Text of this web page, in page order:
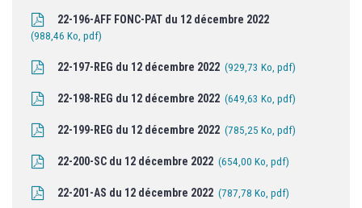
22-196-AFF FONC-PAT du 12 décembre 2022
988,46 Ko, pdf
22-197-REG du 12 décembre 2022 929,73 Ko, pdf
22-198-REG du 12 décembre 2022 649,63 Ko, pdf
22-199-REG du 12 décembre 2022 785,25 Ko, pdf
22-200-SC du 12 décembre 2022 654,00 Ko, pdf
22-201-AS du 12 décembre 2022 787,78 Ko, pdf